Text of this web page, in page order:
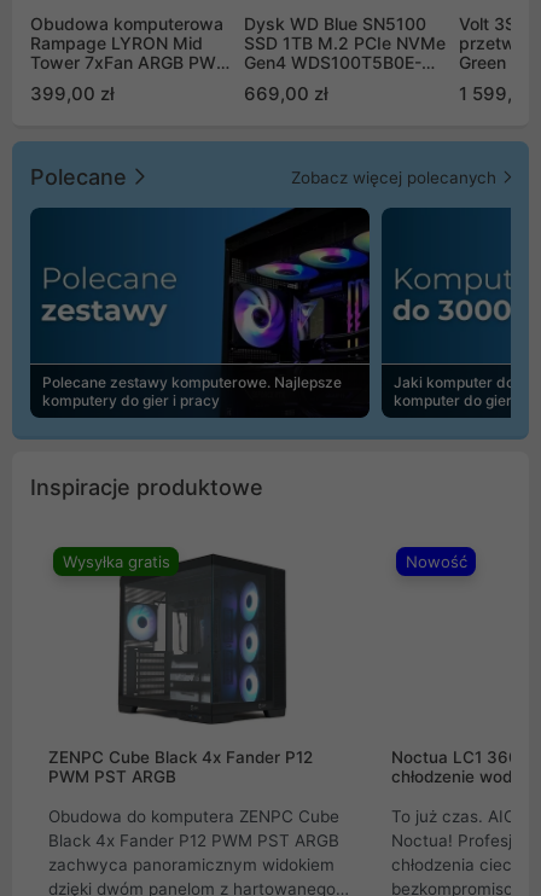
Obudowa komputerowa
Rampage LYRON Mid
Tower 7xFan ARGB PWM
399,00 zł
Dysk WD Blue SN5100
SSD 1TB M.2 PCIe NVMe
Gen4 WDS100T5B0E-
669,00 zł
Volt
Green
1 599,00
Polecane Zobacz więcej polecanych
Polecane zestawy komputerowe. Najlepsze
komputery do gier i pracy
Jaki komputer do
komputer do gier |
Inspiracje produktowe
Wysyłka gratis
ZENPC Cube Black 4x Fander P12
PWM PST ARGB
Obudowa do komputera ZENPC Cube
Black 4x Fander P12 PWM PST ARGB
zachwyca panoramicznym widokiem
dzięki dwóm panelom z hartowanego
Nowość
Noctua LC1
chłodzenie wodne
To już czas. AIO
Noctua!
chłodzenia cieczą